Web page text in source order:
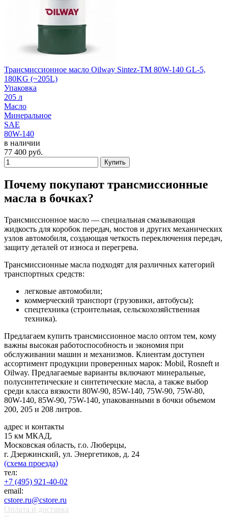
Трансмиссионное масло Oilway Sintez-TM 80W-140 GL-5,
180KG (~205L)
Упаковка
205 л
Масло
Минеральное
SAE
80W-140
в наличии
77 400 руб.
Купить
Почему покупают трансмиссионные
масла в бочках?
Трансмиссионное масло — специальная смазывающая
жидкость для коробок передач, мостов и других механических
узлов автомобиля, создающая четкость переключения передач,
защиту деталей от износа и перегрева.
Трансмиссионные масла подходят для различных категорий
транспортных средств:
легковые автомобили;
коммерческий транспорт (грузовики, автобусы);
спецтехника (строительная, сельскохозяйственная
техника).
Предлагаем купить трансмиссионное масло оптом тем, кому
важны высокая работоспособность и экономия при
обслуживании машин и механизмов. Клиентам доступен
ассортимент продукции проверенных марок: Mobil, Rosneft и
Oilway. Предлагаемые варианты включают минеральные,
полусинтетические и синтетические масла, а также выбор
среди класса вязкости 80W-90, 85W-140, 75W-90, 75W-80,
80W-140, 85W-90, 75W-140, упакованными в бочки объемом
200, 205 и 208 литров.
адрес и контакты
15 км МКАД,
Московская область, г.о. Люберцы,
г. Дзержинский, ул. Энергетиков, д. 24
(схема проезда)
тел:
+7 (495) 921-40-02
email:
cstore.ru@cstore.ru
Оплата и доставка